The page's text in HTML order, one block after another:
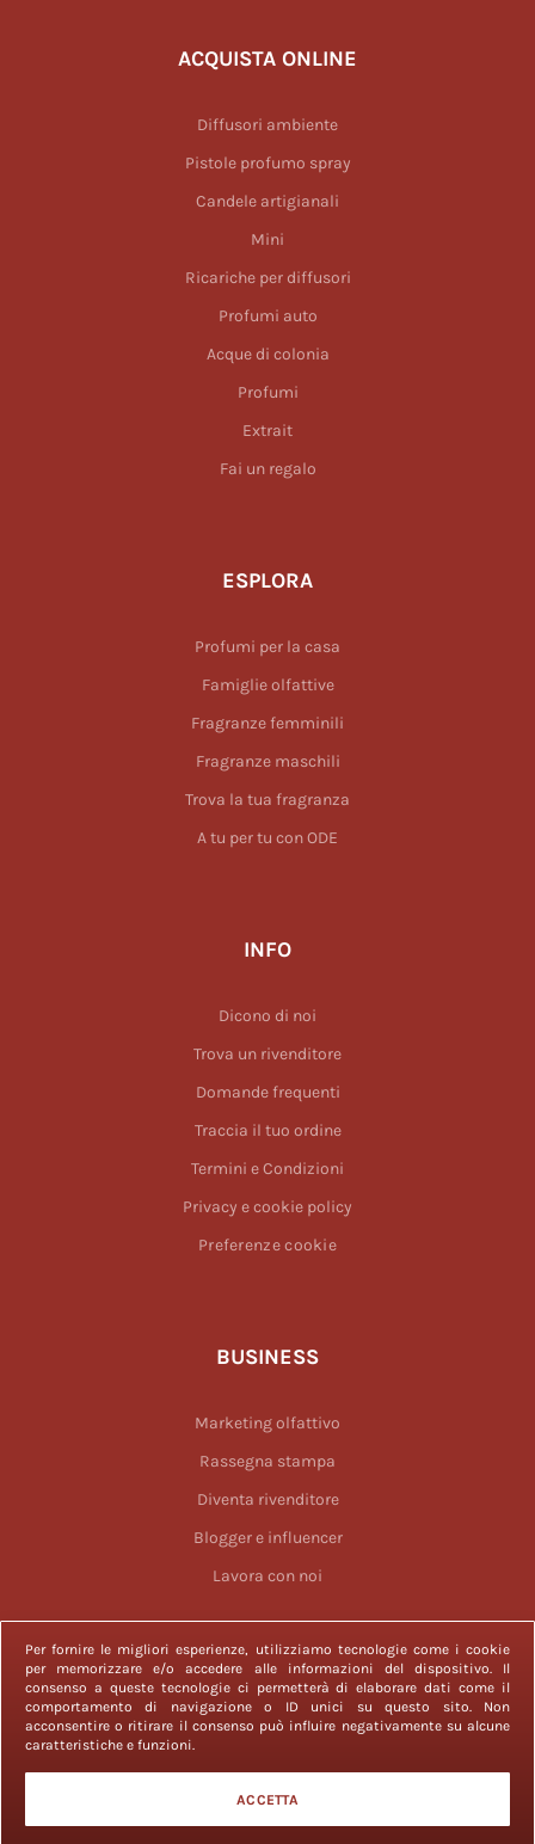
Per fornire le migliori esperienze, utilizziamo tecnologie come i cookie
per memorizzare e/o accedere alle informazioni del dispositivo. Il
consenso a queste tecnologie ci permetterà di elaborare dati come il
comportamento di navigazione o ID unici su questo sito. Non
acconsentire o ritirare il consenso può influire negativamente su alcune
caratteristiche e funzioni.
ACCETTA
ACQUISTA ONLINE
Diffusori ambiente
Pistole profumo spray
Candele artigianali
Mini
Ricariche per diffusori
Profumi auto
Acque di colonia
Profumi
Extrait
Fai un regalo
ESPLORA
Profumi per la casa
Famiglie olfattive
Fragranze femminili
Fragranze maschili
Trova la tua fragranza
A tu per tu con ODE
INFO
Dicono di noi
Trova un rivenditore
Domande frequenti
Traccia il tuo ordine
Termini e Condizioni
Privacy e cookie policy
Preferenze cookie
BUSINESS
Marketing olfattivo
Rassegna stampa
Diventa rivenditore
Blogger e influencer
Lavora con noi
2023 © Officina delle Essenze è un marchio registrato. Tutti i diritti
10.000,00 è iscritta alla CCIAA di Roma, REA 1293562.